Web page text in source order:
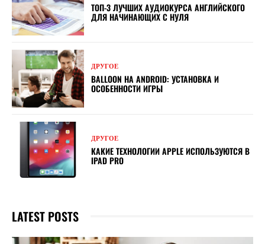
ТОП-3 ЛУЧШИХ АУДИОКУРСА АНГЛИЙСКОГО
ДЛЯ НАЧИНАЮЩИХ С НУЛЯ
ДРУГОЕ
BALLOON НА ANDROID: УСТАНОВКА И
ОСОБЕННОСТИ ИГРЫ
ДРУГОЕ
КАКИЕ ТЕХНОЛОГИИ APPLE ИСПОЛЬЗУЮТСЯ В
IPAD PRO
LATEST POSTS